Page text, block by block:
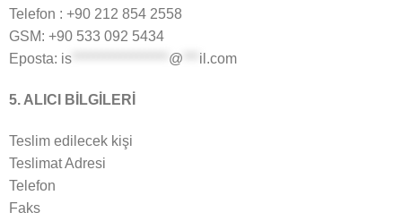
Telefon : +90 212 854 2558
GSM: +90 533 092 5434
Eposta: is****************** @ il.com
5. ALICI BİLGİLERİ
Teslim edilecek kişi
Teslimat Adresi
Telefon
Faks